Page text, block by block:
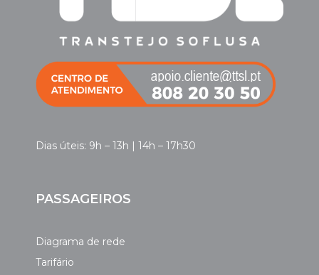
Dias úteis: 9h – 13h | 14h – 17h30
PASSAGEIROS
Diagrama de rede
Tarifário